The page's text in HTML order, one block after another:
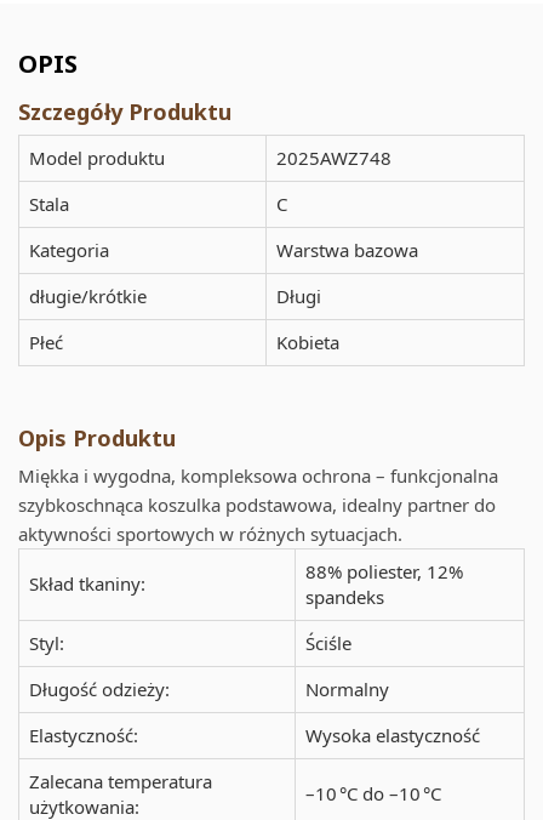
OPIS
Szczegóły Produktu
Model produktu
2025AWZ748
Stala
C
Kategoria
Warstwa bazowa
długie/krótkie
Długi
Płeć
Kobieta
Opis Produktu
Miękka i wygodna, kompleksowa ochrona – funkcjonalna
szybkoschnąca koszulka podstawowa, idealny partner do
aktywności sportowych w różnych sytuacjach.
Skład tkaniny:
88% poliester, 12%
spandeks
Styl:
Ściśle
Długość odzieży:
Normalny
Elastyczność:
Wysoka elastyczność
Zalecana temperatura
użytkowania:
–10 °C do –10 °C